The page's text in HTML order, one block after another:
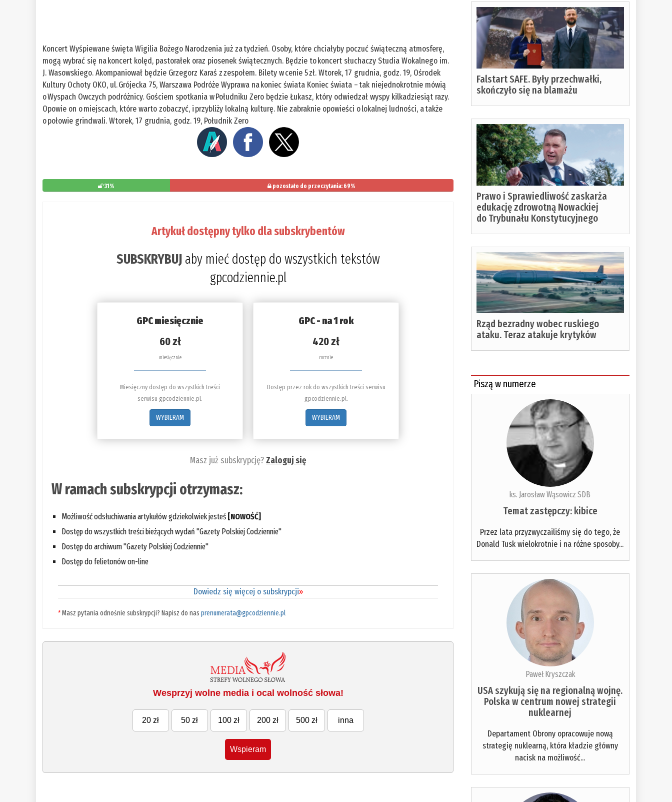
Koncert Wyśpiewane święta Wigilia Bożego Narodzenia już za tydzień. Osoby, które chciałyby poczuć świąteczną atmosferę,
mogą wybrać się na koncert kolęd, pastorałek oraz piosenek świątecznych. Będzie to koncert słuchaczy Studia Wokalnego im.
J. Wasowskiego. Akompaniował będzie Grzegorz Karaś z zespołem. Bilety w cenie 5 zł. Wtorek, 17 grudnia, godz. 19, Ośrodek
Kultury Ochoty OKO, ul. Grójecka 75, Warszawa Podróże Wyprawa na koniec świata Koniec świata – tak niejednokrotnie mówią
o Wyspach Owczych podróżnicy. Gościem spotkania w Południku Zero będzie Łukasz, który odwiedzał wyspy kilkadziesiąt razy.
Opowie on o miejscach, które warto zobaczyć, i przybliży lokalną kulturę. Nie zabraknie opowieści o lokalnej ludności, a także
o połowie grindwali. Wtorek, 17 grudnia, godz. 19, Południk Zero
31% pozostało do przeczytania: 69%
Artykuł dostępny tylko dla subskrybentów
SUBSKRYBUJaby mieć dostęp do wszystkich tekstów
gpcodziennie.pl
GPC miesięcznie
60 zł
miesięcznie
Miesięczny dostęp do wszystkich treści
serwisu gpcodziennie.pl.
WYBIERAM
GPC - na 1 rok
420 zł
rocznie
Dostęp przez rok do wszystkich treści serwisu
gpcodziennie.pl.
WYBIERAM
Masz już subskrypcję?Zaloguj się
W ramach subskrypcji otrzymasz:
Możliwość odsłuchiwania artykułów gdziekolwiek jesteś [NOWOŚĆ]
Dostęp do wszystkich treści bieżących wydań "Gazety Polskiej Codziennie"
Dostęp do archiwum "Gazety Polskiej Codziennie"
Dostęp do felietonów on-line
Dowiedz się więcej o subskrypcji»
*Masz pytania odnośnie subskrypcji? Napisz do nasprenumerata@gpcodziennie.pl
Wesprzyj wolne media i ocal wolność słowa!
20 zł 50 zł 100 zł 200 zł 500 zł inna
Wspieram
Falstart SAFE. Były przechwałki,
skończyło się na blamażu
Prawo i Sprawiedliwość zaskarża
edukację zdrowotną Nowackiej
do Trybunału Konstytucyjnego
Rząd bezradny wobec ruskiego
ataku. Teraz atakuje krytyków
Piszą w numerze
ks. Jarosław Wąsowicz SDB
Temat zastępczy: kibice
Przez lata przyzwyczailiśmy się do tego, że
Donald Tusk wielokrotnie i na różne sposoby...
Paweł Kryszczak
USA szykują się na regionalną wojnę.
Polska w centrum nowej strategii
nuklearnej
Departament Obrony opracowuje nową
strategię nuklearną, która kładzie główny
nacisk na możliwość...